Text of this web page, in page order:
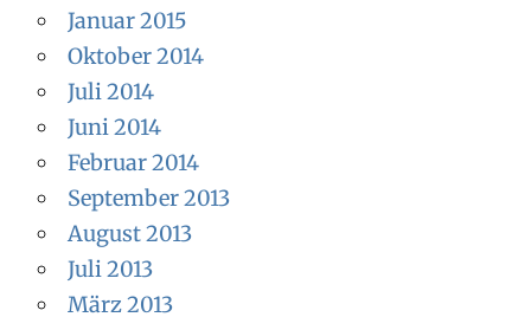
Januar 2015
Oktober 2014
Juli 2014
Juni 2014
Februar 2014
September 2013
August 2013
Juli 2013
März 2013